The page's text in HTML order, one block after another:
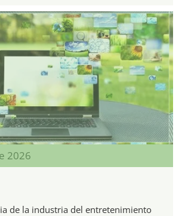
2026
de la industria del entretenimiento